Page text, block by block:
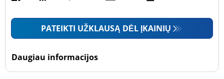
Padanga sustiprintomis sienelėmis
PATEIKTI UŽKLAUSĄ DĖL ĮKAINIŲ
Daugiau informacijos